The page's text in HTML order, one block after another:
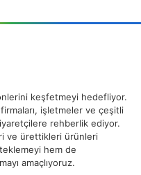
keşfetmeyi hedefliyor.
işletmeler ve çeşitli
rehberlik ediyor.
ve ürettikleri ürünleri
hem de
amaçlıyoruz.